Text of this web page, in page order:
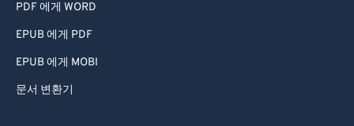
PDF 에게 WORD
EPUB 에게 PDF
EPUB 에게 MOBI
문서 변환기